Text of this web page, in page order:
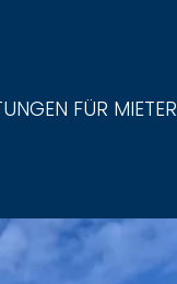
FÜR MIETER